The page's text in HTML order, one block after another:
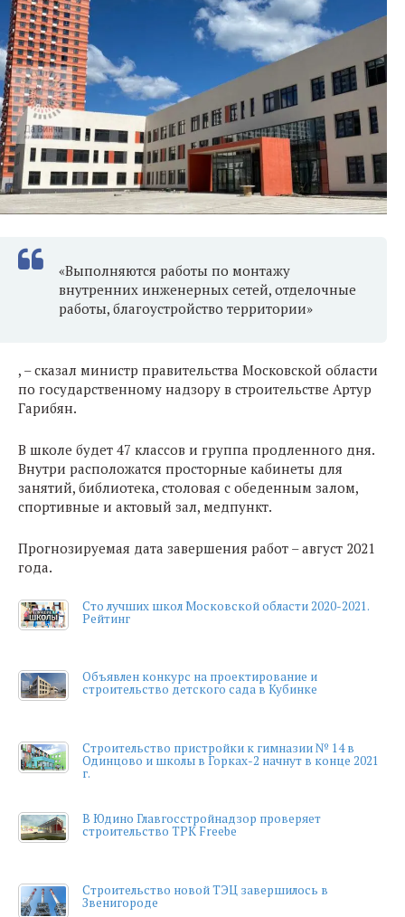
«Выполняются работы по монтажу
внутренних инженерных сетей, отделочные
работы, благоустройство территории»
, – сказал министр правительства Московской области
по государственному надзору в строительстве Артур
Гарибян.
В школе будет 47 классов и группа продленного дня.
Внутри расположатся просторные кабинеты для
занятий, библиотека, столовая с обеденным залом,
спортивные и актовый зал, медпункт.
Прогнозируемая дата завершения работ – август 2021
года.
Сто лучших школ Московской области 2020-2021.
Рейтинг
Объявлен конкурс на проектирование и
строительство детского сада в Кубинке
Строительство пристройки к гимназии № 14 в
Одинцово и школы в Горках-2 начнут в конце 2021
г.
В Юдино Главгосстройнадзор проверяет
строительство ТРК Freebe
Строительство новой ТЭЦ завершилось в
Звенигороде